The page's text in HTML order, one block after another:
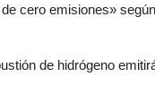
cero emisiones»
de hidrógeno